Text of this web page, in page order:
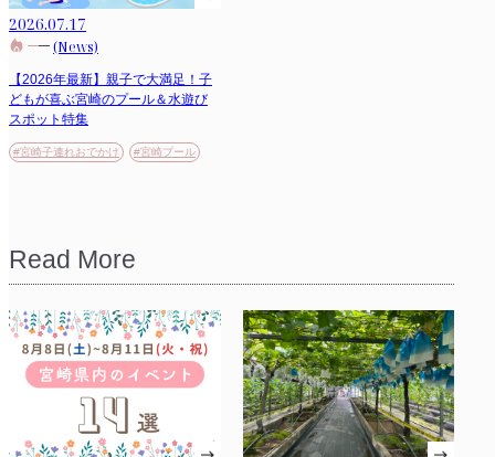
2026.07.17
(News)
【2026年最新】親子で大満足！子
どもが喜ぶ宮崎のプール＆水遊び
スポット特集
#宮崎子連れおでかけ #宮崎プール
Read More